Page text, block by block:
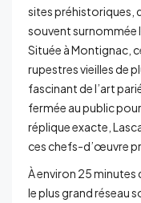
sites préhistoriques,
souvent surnommée
Située à Montignac,
rupestres vieilles de
fascinant de l’art
fermée au public
réplique exacte,
ces chefs-d’œuvre
À environ 25 minutes
le plus grand réseau